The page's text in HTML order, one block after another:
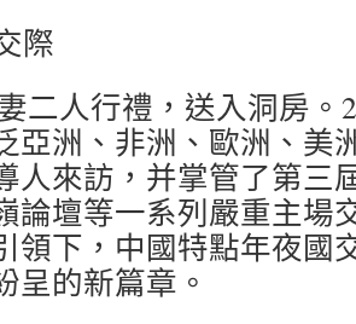
際
二人行禮，送入洞房。
亞洲、非洲、歐洲、美
人來訪，并掌管了第三
論壇等一系列嚴重主場
領下，中國特點年夜國
呈的新篇章。